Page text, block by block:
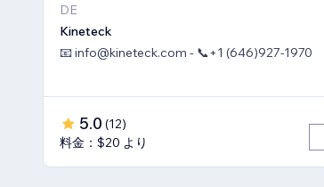
DE
Kineteck
📧 info@kineteck.com - 📞+1 (646)927-1970
5.0 (12)
料金：$20 より